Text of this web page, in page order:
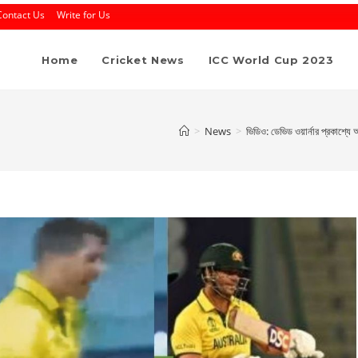
Us Write for Us
Home Cricket News ICC World Cup 2023
> News > ভিডিও: ডেভিড ওয়ার্নার